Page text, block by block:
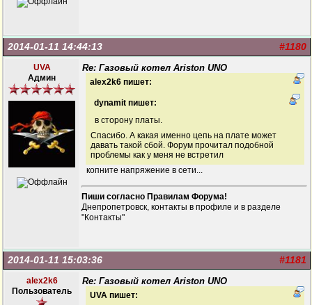
#1180
2014-01-11 14:44:13
UVA
Админ
Re: Газовый котел Ariston UNO
alex2k6 пишет:
dynamit пишет:
в сторону платы.
Спасибо. А какая именно цепь на плате может
давать такой сбой. Форум прочитал подобной
проблемы как у меня не встретил
копните напряжение в сети...
Пиши согласно Правилам Форума!
Днепропетровск, контакты в профиле и в разделе
"Контакты"
#1181
2014-01-11 15:03:36
alex2k6
Пользователь
Re: Газовый котел Ariston UNO
UVA пишет: